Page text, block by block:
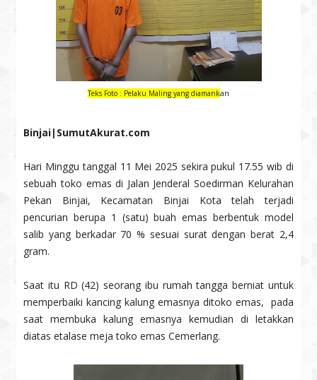
Teks Foto : Pelaku Maling yang diamankan
Binjai|SumutAkurat.com
Hari Minggu tanggal 11 Mei 2025 sekira pukul 17.55 wib di
sebuah toko emas di Jalan Jenderal Soedirman Kelurahan
Pekan Binjai, Kecamatan Binjai Kota telah terjadi
pencurian berupa 1 (satu) buah emas berbentuk model
salib yang berkadar 70 % sesuai surat dengan berat 2,4
gram.
Saat itu RD (42) seorang ibu rumah tangga berniat untuk
memperbaiki kancing kalung emasnya ditoko emas, pada
saat membuka kalung emasnya kemudian di letakkan
diatas etalase meja toko emas Cemerlang.